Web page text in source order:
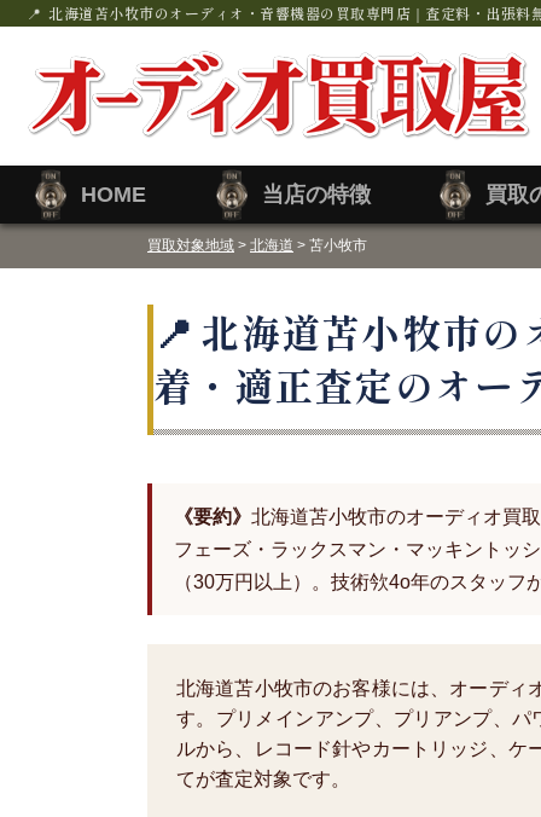
北海道苫小牧市のオーディオ・音響機器の買取専門店｜査定料・出張料
HOME 当店の特徴 買取
買取対象地域 > 北海道 > 苫小牧市
北海道苫小牧市の
着・適正査定のオー
《要約》 北海道苫小牧市のオーディオ買
フェーズ・ラックスマン・マッキントッ
（30万円以上）。技術欦4o年のスタッフ
北海道苫小牧市のお客様には、オーディ
す。プリメインアンプ、プリアンプ、
ルから、レコード針やカートリッジ、ケ
てが査定対象です。